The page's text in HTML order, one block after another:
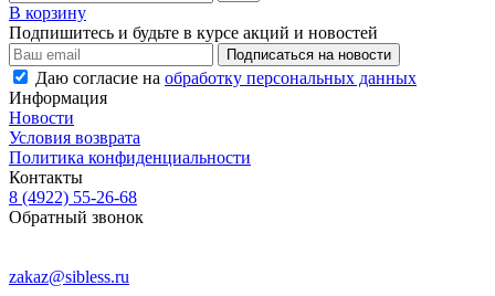
В корзину
Подпишитесь и будьте в курсе акций и новостей
Даю согласие на обработку персональных данных
Информация
Новости
Условия возврата
Политика конфиденциальности
Контакты
8 (4922) 55-26-68
Обратный звонок
zakaz@sibless.ru